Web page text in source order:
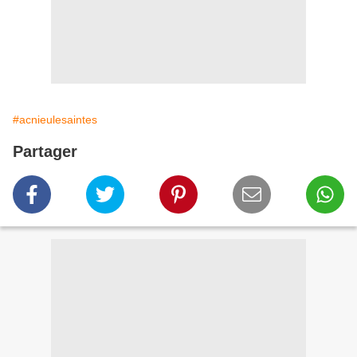
#acnieulesaintes
Partager